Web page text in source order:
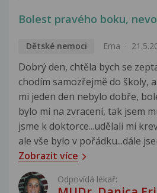
Bolest pravého boku,
Dětské nemoci Ema
Dobrý den, chtěla bych se
chodím samozřejmě do školy,
mi jeden den nebylo dobře,
bylo mi na zvracení, tak jsem
jsme k doktorce...udělali mi
ale vše bylo v pořádku...dále
Zobrazit více
Odpovídá lékař: